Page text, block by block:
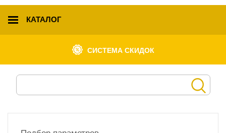
КАТАЛОГ
СИСТЕМА СКИДОК